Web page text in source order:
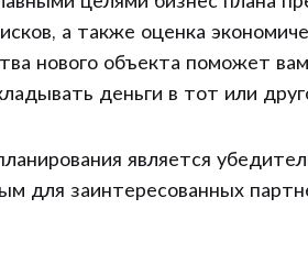
а также оценка
нового объекта поможет
деньги в тот или
является
для заинтересованных